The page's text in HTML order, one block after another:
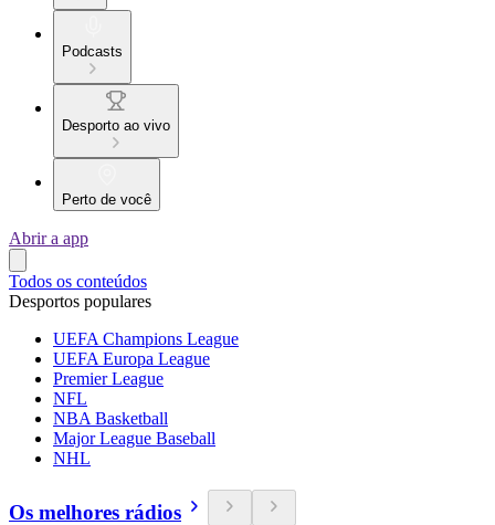
Podcasts
Desporto ao vivo
Perto de você
Abrir a app
Todos os conteúdos
Desportos populares
UEFA Champions League
UEFA Europa League
Premier League
NFL
NBA Basketball
Major League Baseball
NHL
Os melhores rádios